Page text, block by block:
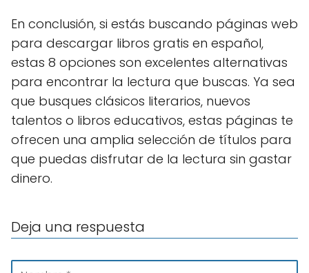
En conclusión, si estás buscando páginas web
para descargar libros gratis en español,
estas 8 opciones son excelentes alternativas
para encontrar la lectura que buscas. Ya sea
que busques clásicos literarios, nuevos
talentos o libros educativos, estas páginas te
ofrecen una amplia selección de títulos para
que puedas disfrutar de la lectura sin gastar
dinero.
Deja una respuesta